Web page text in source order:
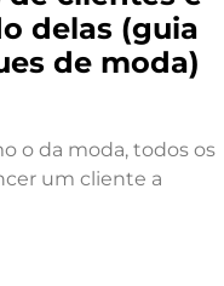
delas (guia
de moda)
o da moda, todos os
um cliente a